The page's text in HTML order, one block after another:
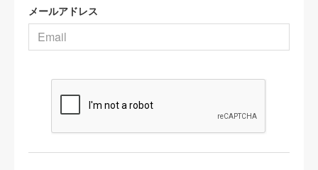
メールアドレス